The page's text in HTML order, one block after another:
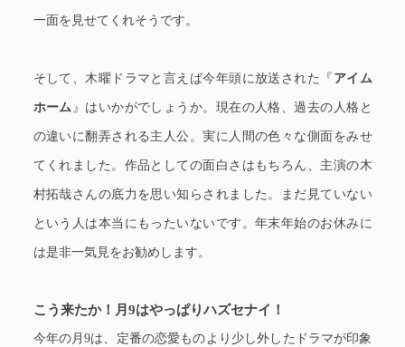
一面を見せてくれそうです。
そして、木曜ドラマと言えば今年頭に放送された『 アイム
ホーム 』はいかがでしょうか。現在の人格、過去の人格と
の違いに翻弄される主人公。実に人間の色々な側面をみせ
てくれました。作品としての面白さはもちろん、主演の木
村拓哉さんの底力を思い知らされました。まだ見ていない
という人は本当にもったいないです。年末年始のお休みに
は是非一気見をお勧めします。
こう来たか！月9はやっぱりハズセナイ！
今年の月9は、定番の恋愛ものより少し外したドラマが印象